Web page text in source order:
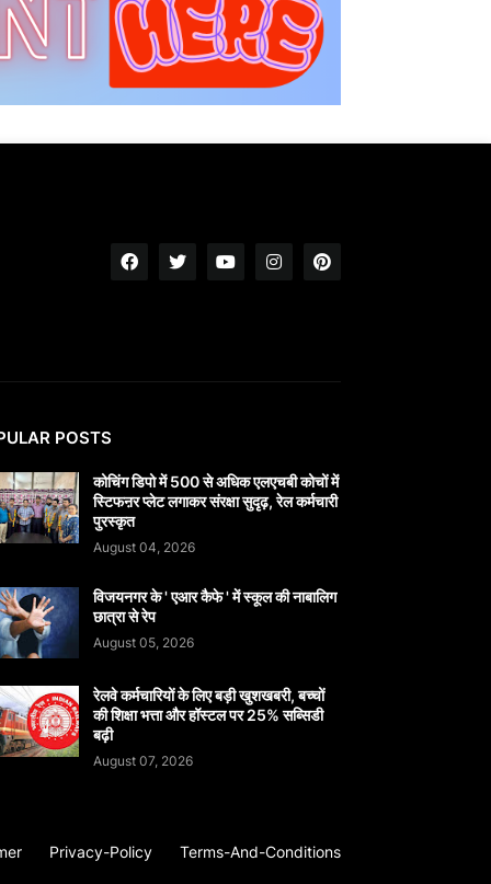
POSTS
कोचिंग डिपो में 500 से अधिक एलएचबी कोचों में
स्टिफऩर प्लेट लगाकर संरक्षा सुदृढ़, रेल कर्मचारी
पुरस्कृत
August 04, 2026
विजयनगर के ' एआर कैफे ' में स्कूल की नाबालिग
छात्रा से रेप
August 05, 2026
रेलवे कर्मचारियों के लिए बड़ी खुशखबरी, बच्चों
की शिक्षा भत्ता और हॉस्टल पर 25% सब्सिडी
बढ़ी
August 07, 2026
Privacy-Policy Terms-And-Conditions